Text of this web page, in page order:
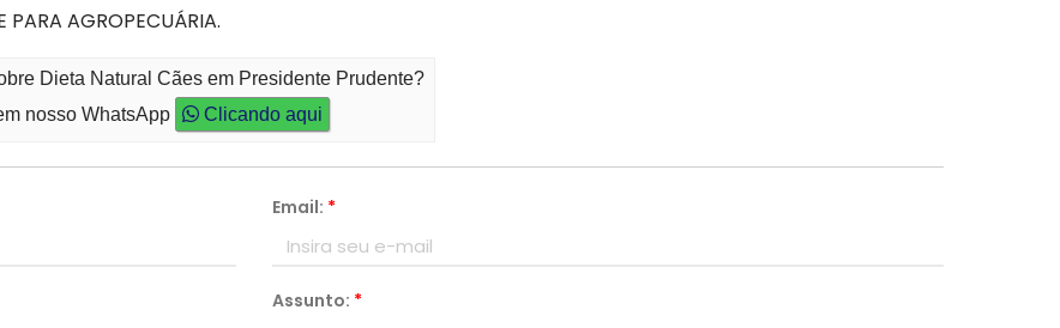
AGROPECUÁRIA.
Dieta Natural Cães em Presidente Prudente?
nosso WhatsApp Clicando aqui
Email: *
Assunto: *